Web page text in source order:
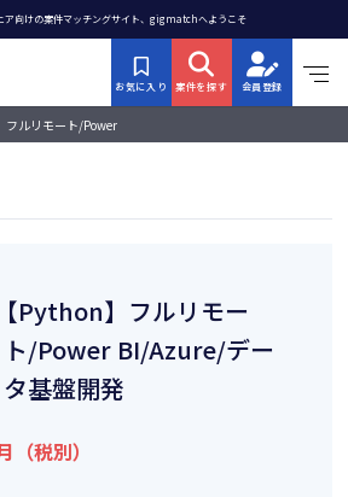
ア向けの案件マッチングサイト、gigmatchへようこそ
お気に入り 案件を探す 会員登録
フルリモート/Power
【Python】フルリモー
ト/Power BI/Azure/デー
タ基盤開発
（税別）